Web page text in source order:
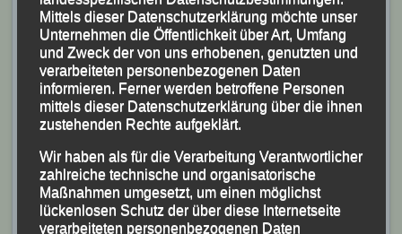
Schüler M 10 (600 m):1. Philipp Nicke (LG Passau),
2. Benedikt Fageth (TSV Simbach), 3. Philipp
Botschafter (DJK-Eintracht Passau-Skiabteilung);
Schüler M 11 (600 m):1. Vincent Rieger, 2. Kilian
Reisinger (Beide SVG Ruhstorf), 3. Julius Dinse (DJK
Laufwölfe Fürsteneck);
Schüler M 12 (1200 m):1. Josef Grabmeier (LG
Wolfstein), 2. Jonas Probst, Konstantin Lemmerich
(beide LG Passau);
Schüler M 13 (1200 m):1. Tristan Mann (SVG
Mittels dieser Datenschutzerklärung möchte unser
Unternehmen die Öffentlichkeit über Art, Umfang
und Zweck der von uns erhobenen, genutzten und
verarbeiteten personenbezogenen Daten
informieren. Ferner werden betroffene Personen
mittels dieser Datenschutzerklärung über die ihnen
zustehenden Rechte aufgeklärt.
Wir haben als für die Verarbeitung Verantwortlicher
zahlreiche technische und organisatorische
Maßnahmen umgesetzt, um einen möglichst
lückenlosen Schutz der über diese Internetseite
verarbeiteten personenbezogenen Daten